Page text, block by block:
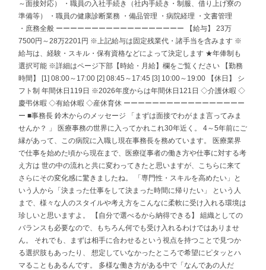
～面接対応） ・職員の入社手続き（社内手続き・制服、借り上げ寮の
準備等） ・職員の健康診断業務 ・備品管理 ・病院経理 ・文書管理
・庶務全般 ーーーーーーーーーーーーーーーーーー 【給与】 23万
7500円～28万2201円 ※上記給与は固定残業代・諸手当を含みます ※
給与は、経験・スキル・保有資格などによって決定します ★年俸制も
選択可能 ※詳細はページ下部【時給・月給】欄をご覧ください 【勤務
時間】 [1] 08:00～17:00 [2] 08:45～17:45 [3] 10:00～19:00 【休日】 シ
フト制 年間休日119日 ※2026年度からは年間休日121日 ◇介護休暇 ◇
慶弔休暇 ◇有給休暇 ◇産休育休 ーーーーーーーーーーーーーーーーー
ー ■事務長 鈴木からのメッセージ 「まずは面接でわがまま言ってみま
せんか？ 」 医療事務の世界に入ってかれこれ30年近く。 4～5年前にご
縁があって、この病院に入職し現在事務長を務めています。 医療業界
で仕事を始めた頃から現在まで、医療従事者の働き方や仕事に対する考
え方は 世の中の流れと共に変わってきたと思いますが、こちらに来て
さらにその変化感に驚きましたね。 「専門性・スキルを高めたい」と
いう人から「決まった仕事をして決まった時間に帰りたい」 という人
まで、様々な人のスタイルや考え方をこんなに柔軟に受け入れる環境は
珍しいと思いますよ。 【自分で選べるから納得できる】 組織としての
バランスも必要なので、もちろん何でも受け入れるわけではありませ
ん。 それでも、まずは相手に合わせるという視点を持つことで見つか
る選択肢もあったり、 想定していなかったところで希望にピタッとハ
マることもあるんです。 多様な働き方がある中で「なんであの人だ